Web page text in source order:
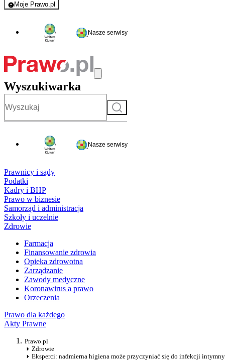
Moje Prawo.pl
- rejestracja i logowanie do serwisu
Nasze serwisy
Wyszukiwarka
Szukaj
Nasze serwisy
Prawnicy i sądy
Podatki
Kadry i BHP
Prawo w biznesie
Samorząd i administracja
Szkoły i uczelnie
Zdrowie
Farmacja
Finansowanie zdrowia
Opieka zdrowotna
Zarządzanie
Zawody medyczne
Koronawirus a prawo
Orzeczenia
Prawo dla każdego
Akty Prawne
Prawo.pl
Zdrowie
Eksperci: nadmierna higiena może przyczyniać się do infekcji